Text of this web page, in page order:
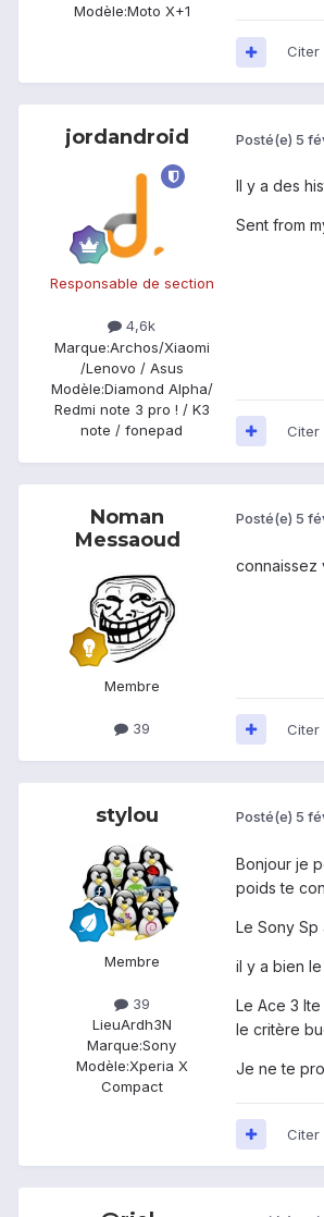
Modèle:Moto X+1
Citer
jordandroid
Responsable de section
4,6k
Marque:Archos/Xiaomi
/Lenovo / Asus
Modèle:Diamond Alpha/
Redmi note 3 pro ! / K3
note / fonepad
Posté(e) 5
Il y a des
Sent from
Citer
Noman
Messaoud
Membre
39
Posté(e) 5
connaissez
Citer
stylou
Membre
39
LieuArdh3N
Marque:Sony
Modèle:Xperia X
Compact
Posté(e) 5
Bonjour je
poids te
Le Sony
il y a bien
Le Ace 3
le critère
Je ne te
Citer